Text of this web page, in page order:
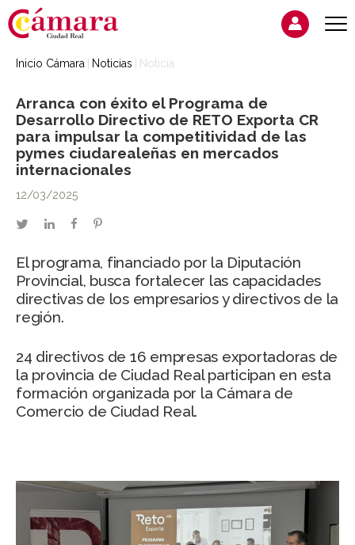
Inicio Cámara Noticias Noticia
Arranca con éxito el Programa de
Desarrollo Directivo de RETO Exporta CR
para impulsar la competitividad de las
pymes ciudarealeñas en mercados
internacionales
12/03/2025
twitterlinkedinfacebookpinterest
El programa, financiado por la Diputación
Provincial, busca fortalecer las capacidades
directivas de los empresarios y directivos de la
región.
24 directivos de 16 empresas exportadoras de
la provincia de Ciudad Real participan en esta
formación organizada por la Cámara de
Comercio de Ciudad Real.